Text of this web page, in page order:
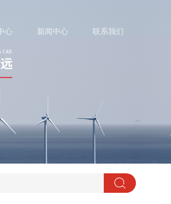
心 新闻中心 联系我们